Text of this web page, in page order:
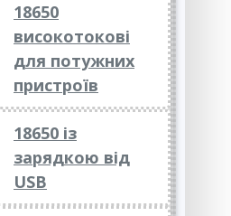
18650
високотокові
для потужних
пристроїв
18650 із
зарядкою від
USB